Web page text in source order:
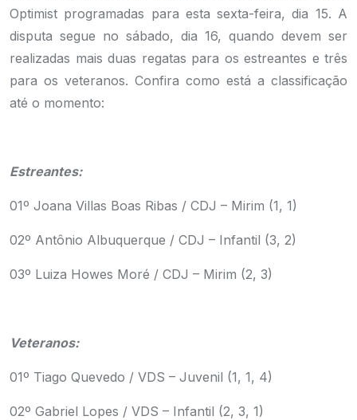
Optimist programadas para esta sexta-feira, dia 15. A
disputa segue no sábado, dia 16, quando devem ser
realizadas mais duas regatas para os estreantes e três
para os veteranos. Confira como está a classificação
até o momento:
Estreantes:
01º Joana Villas Boas Ribas / CDJ – Mirim (1, 1)
02º Antônio Albuquerque / CDJ – Infantil (3, 2)
03º Luiza Howes Moré / CDJ – Mirim (2, 3)
Veteranos:
01º Tiago Quevedo / VDS – Juvenil (1, 1, 4)
02º Gabriel Lopes / VDS – Infantil (2, 3, 1)